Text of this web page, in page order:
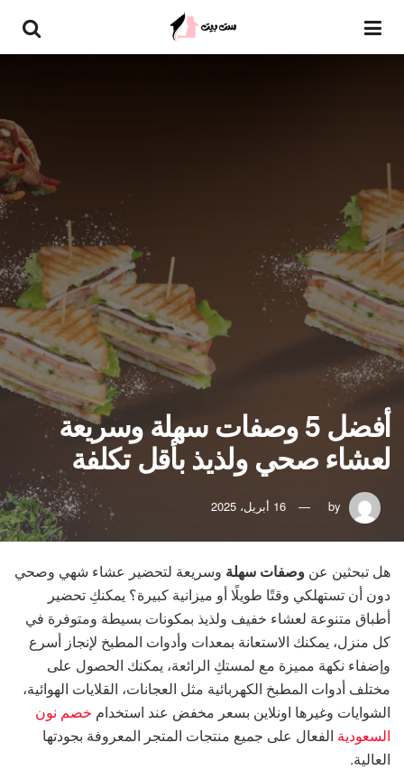
أفضل 5 وصفات سهلة وسريعة
لعشاء صحي ولذيذ بأقل تكلفة
by 16 أبريل، 2025
هل تبحثين عن وصفات سهلة وسريعة لتحضير عشاء شهي وصحي
دون أن تستهلكي وقتًا طويلًا أو ميزانية كبيرة؟ يمكنكِ تحضير
أطباق متنوعة لعشاء خفيف ولذيذ بمكونات بسيطة ومتوفرة في
كل منزل، يمكنك الاستعانة بمعدات وأدوات المطبخ لإنجاز أسرع
وإضفاء نكهة مميزة مع لمستكِ الرائعة، يمكنك الحصول على
مختلف أدوات المطبخ الكهربائية مثل العجانات، القلايات الهوائية،
الشوايات وغيرها اونلاين بسعر مخفض عند استخدام خصم نون
السعودية الفعال على جميع منتجات المتجر المعروفة بجودتها
العالية.